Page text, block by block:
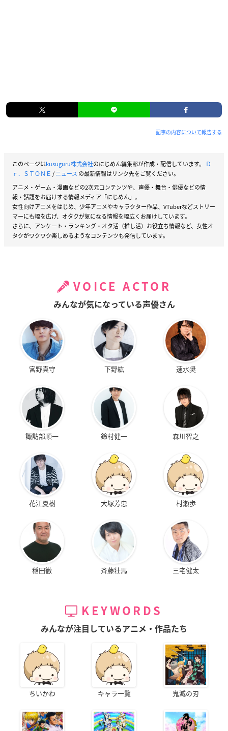
記事の内容について報告する
このページはkusuguru株式会社のにじめん編集部が作成・配信しています。
Ｄ
ｒ．ＳＴＯＮＥ /ニュース の最新情報はリンク先をご覧ください。
アニメ・ゲーム・漫画などの2次元コンテンツや、声優・舞台・俳優などの情
報・話題をお届けする情報メディア「にじめん」。
女性向けアニメをはじめ、少年アニメやキャラクター作品、VTuberなどストリー
マーにも幅を広げ、オタクが気になる情報を幅広くお届けしています。
さらに、アンケート・ランキング・オタ活（推し活）お役立ち情報など、女性オ
タクがワクワク楽しめるようなコンテンツも発信しています。
VOICE ACTOR
みんなが気になっている声優さん
宮野真守 下野紘 速水奨
諏訪部順一 鈴村健一 森川智之
花江夏樹 大塚芳忠 村瀬歩
稲田徹 斉藤壮馬 三宅健太
KEYWORDS
みんなが注目しているアニメ・作品たち
ちいかわ キャラ一覧 鬼滅の刃